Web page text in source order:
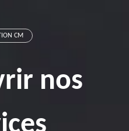
CM
nos